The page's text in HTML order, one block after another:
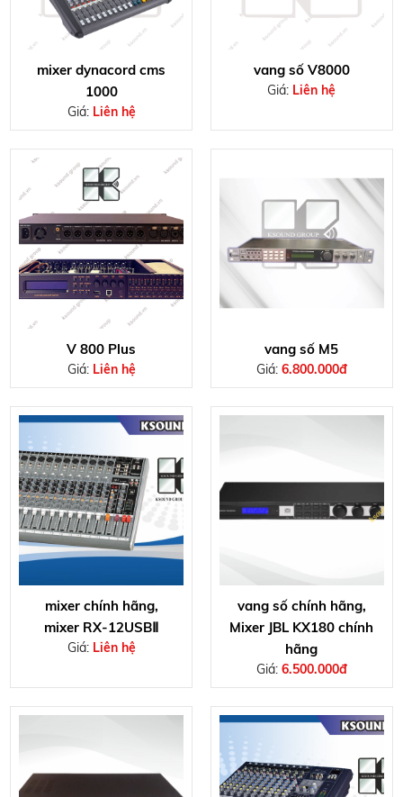
mixer dynacord cms
1000
Giá: Liên hệ
vang số V8000
Giá: Liên hệ
V 800 Plus
Giá: Liên hệ
vang số M5
Giá: 6.800.000đ
mixer chính hãng,
mixer RX-12USBⅡ
Giá: Liên hệ
vang số chính hãng,
Mixer JBL KX180 chính
hãng
Giá: 6.500.000đ